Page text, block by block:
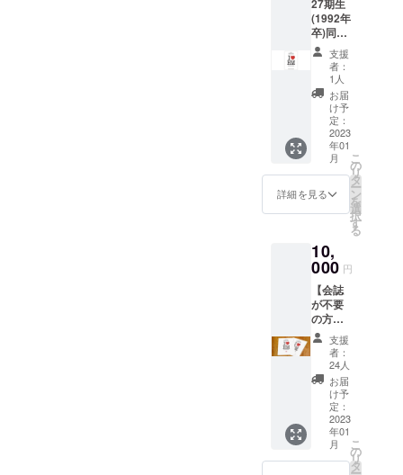
56回
「波濤
に集
う」オ
リジナ
ルTシャ
ツ
27期生
(1992年
卒)同窓
会実行
委員一
同より
お礼
メール
第56回
「波濤
に集
う」会
誌 第56
回「波
濤に集
う」オ
ルクリ
アファ
イル 浜
松南高
校オリ
ジナル
マフ
ラータ
オル
支援
者：
1人
お届
け予
定：
2023
年01
月
詳細を見る
こ
の
リ
タ
ー
ン
を
選
択
す
る
10,
000 円
【会誌
が不要
の方向
け】 27
期生
(1992年
卒)同窓
会実行
委員一
同より
お礼
メール
第56回
支援
者：
24人
お届
け予
定：
2023
年01
月
こ
の
リ
タ